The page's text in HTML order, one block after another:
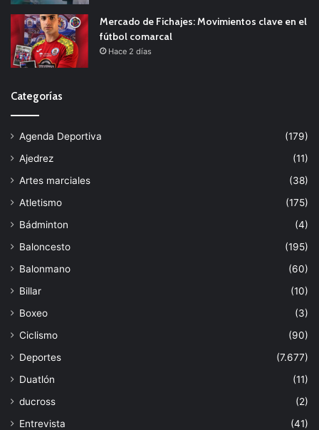
Mercado de Fichajes: Movimientos clave en el
fútbol comarcal
Hace 2 días
Categorías
Agenda Deportiva
(179)
Ajedrez
(11)
Artes marciales
(38)
Atletismo
(175)
Bádminton
(4)
Baloncesto
(195)
Balonmano
(60)
Billar
(10)
Boxeo
(3)
Ciclismo
(90)
Deportes
(7.677)
Duatlón
(11)
ducross
(2)
Entrevista
(41)